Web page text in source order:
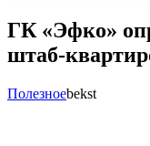
ГК «Эфко»
штаб-
Полезноеbekst